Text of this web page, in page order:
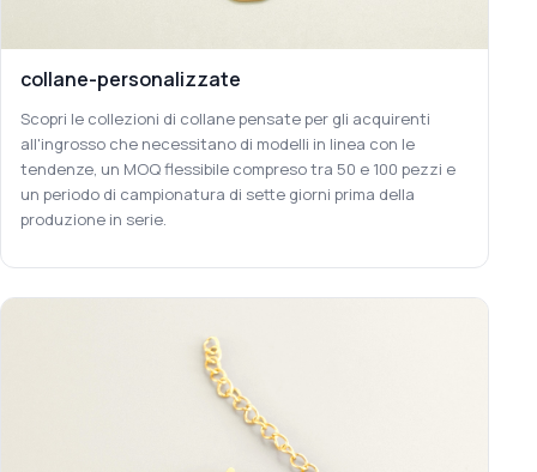
collane-personalizzate
Scopri le collezioni di collane pensate per gli acquirenti
all'ingrosso che necessitano di modelli in linea con le
tendenze, un MOQ flessibile compreso tra 50 e 100 pezzi e
un periodo di campionatura di sette giorni prima della
produzione in serie.